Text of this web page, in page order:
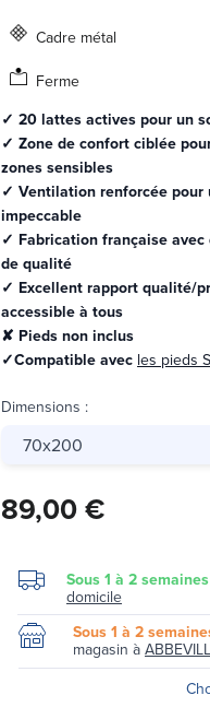
Cadre métal
Ferme
✓ 20 lattes actives pour un
✓ Zone de confort ciblée
zones sensibles
✓ Ventilation renforcée pour
impeccable
✓ Fabrication française
de qualité
✓ Excellent rapport qualité/
accessible à tous
✘ Pieds non inclus
✓Compatible avec les pieds
Dimensions :
70x200
89,00 €
Sous 1 à 2 semaines
domicile
Sous 1 à 2
magasin à